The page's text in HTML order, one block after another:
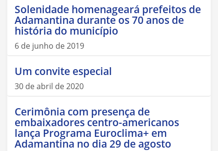
Solenidade homenageará prefeitos de
Adamantina durante os 70 anos de
história do município
6 de junho de 2019
Um convite especial
30 de abril de 2020
Cerimônia com presença de
embaixadores centro-americanos
lança Programa Euroclima+ em
Adamantina no dia 29 de agosto